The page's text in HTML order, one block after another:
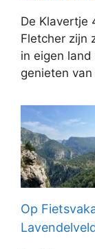
De Klavertje
Fletcher zijn
in eigen
genieten
Op